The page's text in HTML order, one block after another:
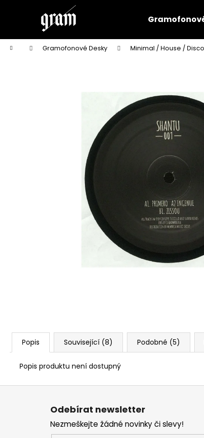
Domů Gramofonové Desky Minimal / House /
Popis Související (8) Podobné (5)
Popis produktu není dostupný
í
Zpět
do
obchodu
Zpět
do
obchodu
Z
Odebírat newsletter
Nezmeškejte žádné novinky či slevy!